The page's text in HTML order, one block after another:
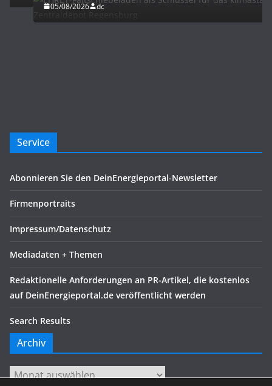
05/08/2026 dc
Service
Abonnieren Sie den DeinEnergieportal-Newsletter
Firmenportraits
Impressum/Datenschutz
Mediadaten + Themen
Redaktionelle Anforderungen an PR-Artikel, die kostenlos
auf DeinEnergieportal.de veröffentlicht werden
Search Results
Archiv
Archiv